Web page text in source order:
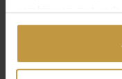
combineren met
gedeeld of die ze